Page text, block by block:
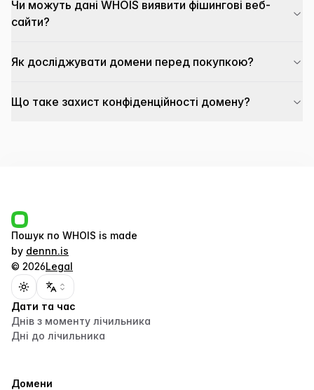
Чи можуть дані WHOIS виявити фішингові веб-
сайти?
Як досліджувати домени перед покупкою?
Що таке захист конфіденційності домену?
Пошук по WHOIS is made
by dennn.is
© 2026Legal
Toggle theme
Дати та час
Днів з моменту лічильника
Дні до лічильника
Домени